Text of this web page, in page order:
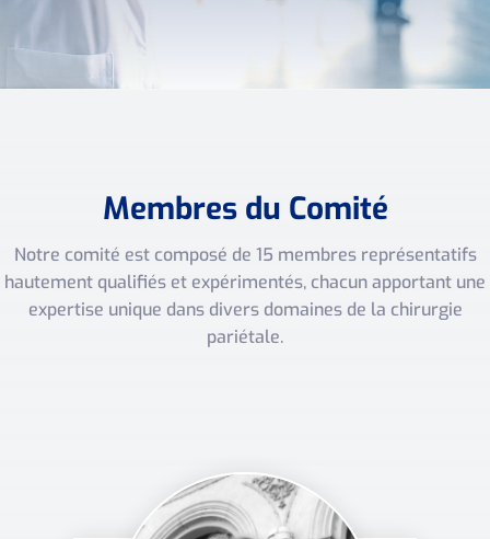
Membres du Comité
Notre comité est composé de 15 membres représentatifs
hautement qualifiés et expérimentés, chacun apportant une
expertise unique dans divers domaines de la chirurgie
pariétale.